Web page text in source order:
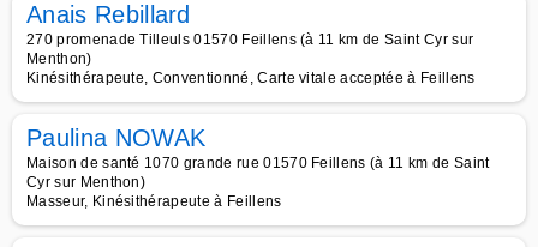
Anais Rebillard
270 promenade Tilleuls 01570 Feillens (à 11 km de Saint Cyr sur
Menthon)
Kinésithérapeute, Conventionné, Carte vitale acceptée à Feillens
Paulina NOWAK
Maison de santé 1070 grande rue 01570 Feillens (à 11 km de Saint
Cyr sur Menthon)
Masseur, Kinésithérapeute à Feillens